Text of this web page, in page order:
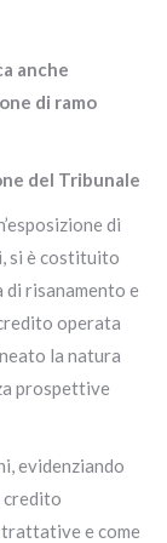
anche
di ramo
del Tribunale
di
si è costituito
risanamento e
operata
la natura
prospettive
evidenziando
credito
e come